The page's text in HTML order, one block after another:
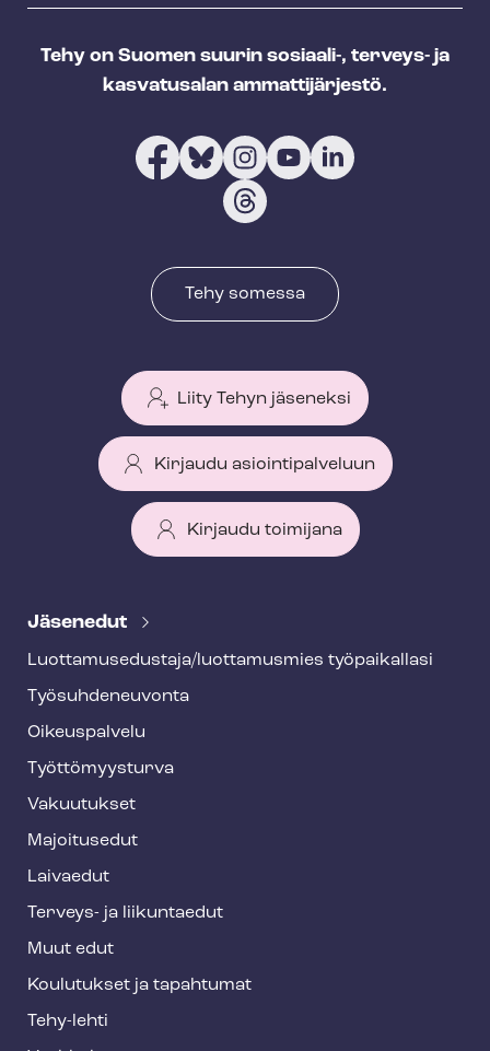
Tehy on Suomen suurin sosiaali-, terveys- ja
kasvatusalan ammattijärjestö.
Tehy somessa
Liity Tehyn jäseneksi
Kirjaudu asiointipalveluun
Kirjaudu toimijana
e
f
o
o
t
e
Jäsenedut
Luot­ta­muse­dus­ta­ja/luottamusmies työpaikallasi
Työ­suh­de­neu­von­ta
Oikeuspalvelu
Työt­tö­myys­tur­va
Vakuutukset
Majoitusedut
Laivaedut
Terveys- ja liikuntaedut
Muut edut
Koulutukset ja tapahtumat
Tehy-lehti